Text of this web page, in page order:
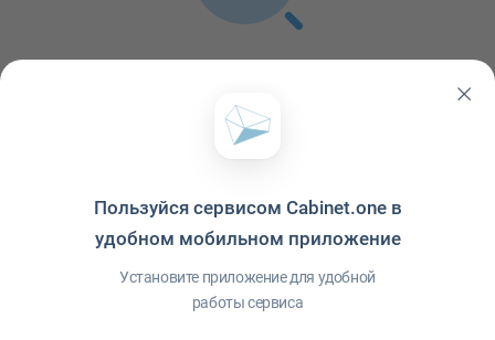
В ленте не обнаружено ни одной публикации
Пользуйся сервисом Cabinet.one в
удобном мобильном приложение
Установите приложение для удобной
работы сервиса